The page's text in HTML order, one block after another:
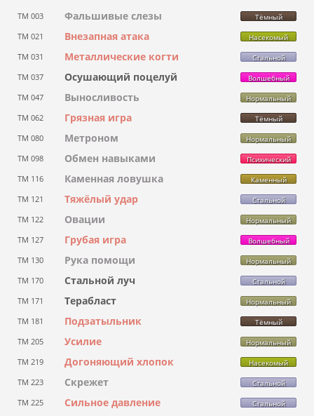
ТМ 003 Фальшивые слезы Тёмный
ТМ 021 Внезапная атака Насекомый
ТМ 031 Металлические когти Стальной
ТМ 037 Осушающий поцелуй Волшебный
ТМ 047 Выносливость Нормальный
ТМ 062 Грязная игра Тёмный
ТМ 080 Метроном Нормальный
ТМ 098 Обмен навыками Психический
ТМ 116 Каменная ловушка Каменный
ТМ 121 Тяжёлый удар Стальной
ТМ 122 Овации Нормальный
ТМ 127 Грубая игра Волшебный
ТМ 130 Рука помощи Нормальный
ТМ 170 Стальной луч Стальной
ТМ 171 Терабласт Нормальный
ТМ 181 Подзатыльник Тёмный
ТМ 205 Усилие Нормальный
ТМ 219 Догоняющий хлопок Насекомый
ТМ 223 Скрежет Стальной
ТМ 225 Сильное давление Стальной